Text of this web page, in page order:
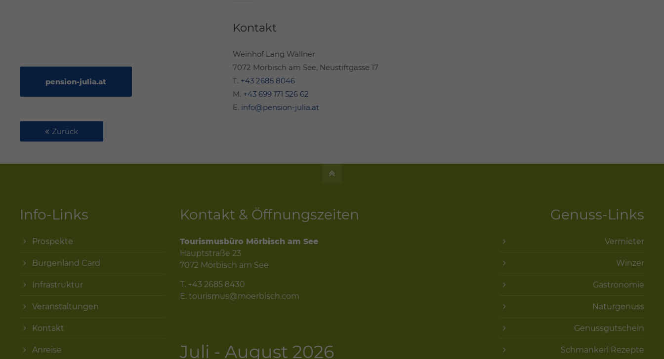
pension-julia.at
Kontakt
Weinhof Lang Wallner
7072 Mörbisch am See, Neustiftgasse 17
T. +43 2685 8046
M. +43 699 171 526 62
E. info@pension-julia.at
Zurück
Info-Links
Prospekte
Burgenland Card
Infrastruktur
Veranstaltungen
Kontakt
Anreise
Kontakt & Öffnungszeiten
Tourismusbüro Mörbisch am See
Hauptstraße 23
7072 Mörbisch am See
T. +43 2685 8430
E. tourismus@moerbisch.com
Juli - August 2026
Genuss-Links
Vermieter
Winzer
Gastronomie
Naturgenuss
Genussgutschein
Schmankerl Rezepte